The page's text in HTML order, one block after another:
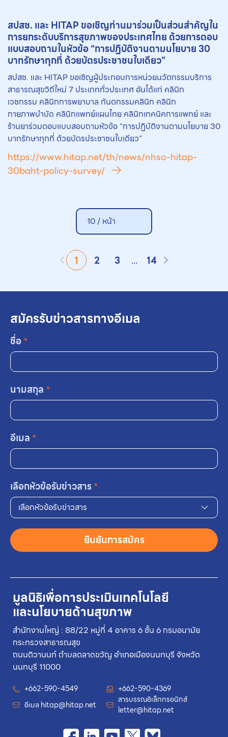
สปสช. และ HITAP ขอเชิญท่านมาร่วมเป็นส่วนสำคัญใน
การยกระดับบริการสุขภาพของประเทศไทย ด้วยการตอบ
แบบสอบถามในหัวข้อ “การปฏิบัติงานตามนโยบาย 30
บาทรักษาทุกที่ ด้วยบัตรประชาชนใบเดียว”
สปสช. และ HITAP ขอเชิญผู้ประกอบการหน่วยนวัตกรรมบริการ
สาธารณสุขวิถีใหม่ 7 ประเภททั่วประเทศ อันได้แก่ คลินิก
เวชกรรม คลินิกการพยาบาล ทันตกรรมคลินิก คลินิก
กายภาพบำบัด คลินิกแพทย์แผนไทย คลินิกเทคนิคการแพทย์ และ
ร้านยาร่วมตอบแบบสอบถามหัวข้อ “การปฏิบัติงานตามนโยบาย 30
บาทรักษาทุกที่ ด้วยบัตรประชาชนใบเดียว”
https://www.hitap.net/th/news/nhso-hitap-
30baht-policy-survey/
10 / หน้า
1 2 3 ... 14
มูลนิธิเพื่อการประเมินเทคโนโลยี
และนโยบายด้านสุขภาพ
สำนักงานใหญ่ : 88/22 หมู่ที่ 4 อาคาร 6 ชั้น 6 กรมอนามัย
กระทรวงสาธารณสุข
ถนนติวานนท์ ตำบลตลาดขวัญ อำเภอเมืองนนทบุรี จังหวัด
นนทบุรี 11000
+662-590-4549
+662-590-4369
อีเมล hitap@hitap.net
สารบรรณอิเล็กทรอนิกส์
letter@hitap.net
สมัครรับข่าวสารทางอีเมล
ชื่อ*
นามสกุล *
อีเมล *
เลือกหัวข้อรับข่าวสาร*
เลือกหัวข้อรับข่าวสาร
ยืนยันการสมัคร